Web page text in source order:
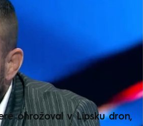
ohrožoval v Lipsku dron,